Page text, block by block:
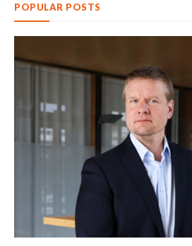
POPULAR POSTS